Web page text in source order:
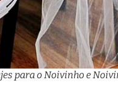
para o Noivinho e